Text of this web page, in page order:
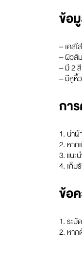
ข้อ
– เคส
– ผิวสั
– มี 2
– มีหูหิ้
กา
1. นำ
2. หาก
3. แนะ
4. เก็บ
ข้อ
1. ระ
2. หา